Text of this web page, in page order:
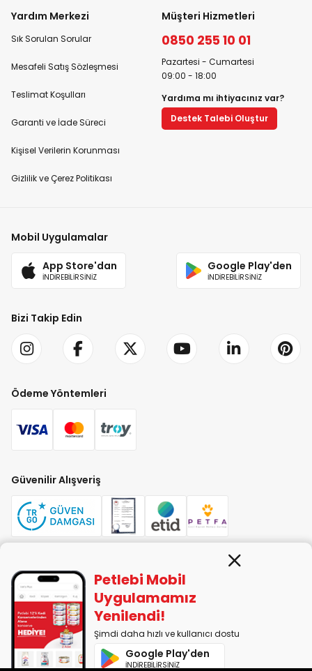
Yardım Merkezi
Sık Sorulan Sorular
Mesafeli Satış Sözleşmesi
Teslimat Koşulları
Garanti ve İade Süreci
Kişisel Verilerin Korunması
Gizlilik ve Çerez Politikası
Müşteri Hizmetleri
0850 255 10 01
Pazartesi - Cumartesi
09:00 - 18:00
Yardıma mı ihtiyacınız var?
Destek Talebi Oluştur
Mobil Uygulamalar
App Store'dan
İNDİREBİLİRSİNİZ
Google Play'den
İNDİREBİLİRSİNİZ
Bizi Takip Edin
Ödeme Yöntemleri
Güvenilir Alışveriş
PETLEBİ EVCİL HAYVAN ÜRÜNLERİ PAZ. SAN. TİC. LTD. ŞTİ. Alaşarköy Mah.
1. Alaşar Cad. No: 9 Osmangazi/Bursa
7290599225 vergi numarasıyla Uludağ Vergi Dairesi'ne bağlıdır.
2014-2026 © petlebi.com v11.86.0
Bursa'da sevgiyle yapıldı.
Petlebi Mobil
Uygulamamız
Yenilendi!
Şimdi daha hızlı ve kullanıcı dostu
Google Play'den
İNDİREBİLİRSİNİZ